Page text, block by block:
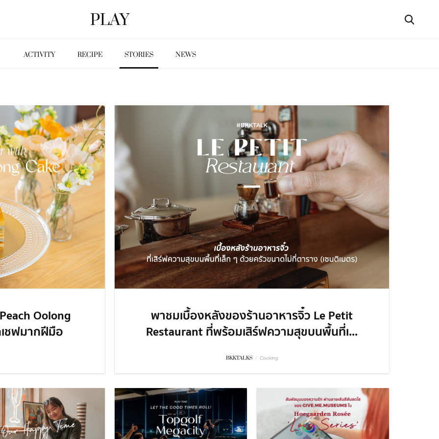
PLAY
ACTIVITY RECIPE STORIES NEWS
Oolong
เชฟมากฝีมือ
พาชมเบื้องหลังของร้านอาหารจิ๋ว Le Petit
Restaurant ที่พร้อมเสิร์ฟความสุขบนพื้นที่เ...
BKKTALKS / Cooking